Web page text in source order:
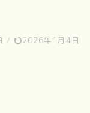
/ 2026年1月4日